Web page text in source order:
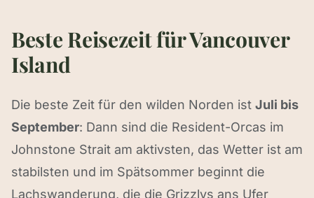
Beste Reisezeit für Vancouver
Island
Die beste Zeit für den wilden Norden ist Juli bis
September: Dann sind die Resident-Orcas im
Johnstone Strait am aktivsten, das Wetter ist am
stabilsten und im Spätsommer beginnt die
Lachswanderung, die die Grizzlys ans Ufer